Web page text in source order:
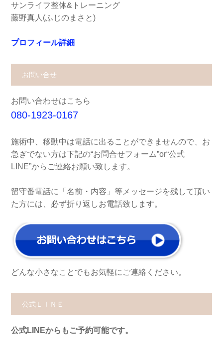
サンライフ整体&トレーニング
藤野真人(ふじのまさと)
プロフィール詳細
お問い合せ
お問い合わせはこちら
080-1923-0167
施術中、移動中は電話に出ることができませんので、お
急ぎでない方は下記の“お問合せフォーム”or“公式
LINE”からご連絡お願い致します。
留守番電話に「名前・内容」等メッセージを残して頂い
た方には、必ず折り返しお電話致します。
どんな小さなことでもお気軽にご連絡ください。
公式ＬＩＮＥ
公式LINEからもご予約可能です。